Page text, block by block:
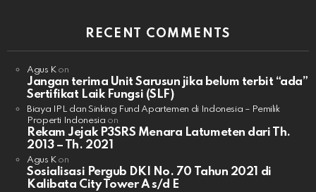
RECENT COMMENTS
Agus Kon
Jangan terima Unit Sarusun jika belum terbit “ada”
Sertifikat Laik Fungsi (SLF)
Biaya IPL dan Sinking Fund Apartemen di Indonesia – Pemilik
Properti Indonesia on
Rekam Jejak P3SRS Menara Latumeten dari Th.
2013 – Th. 2021
Agus Kon
Sosialisasi Pergub DKI No. 70 Tahun 2021 di
Kalibata City Tower A s/d E